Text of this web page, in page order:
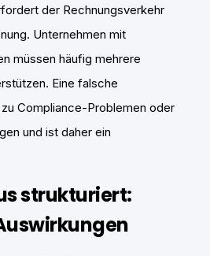
der Rechnungsverkehr
Unternehmen mit
müssen häufig mehrere
Eine falsche
Compliance-Problemen oder
und ist daher ein
strukturiert: